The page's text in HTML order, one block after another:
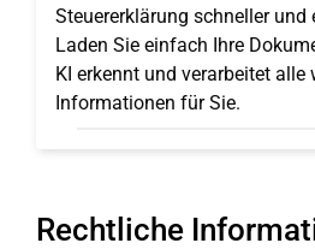
Steuererklärung schneller und
Laden Sie einfach Ihre
KI erkennt und verarbeitet alle
Informationen für Sie.
Rechtliche